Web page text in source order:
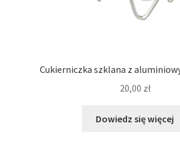
Cukierniczka szklana z
20,00 zł
Dowiedz się więcej